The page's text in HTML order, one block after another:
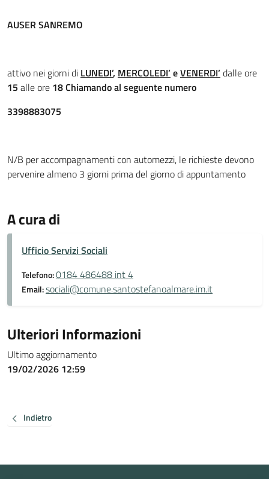
AUSER SANREMO
attivo nei giorni di LUNEDI’, MERCOLEDI’eVENERDI’dalle ore
15 alle ore 18 Chiamando al seguente numero
3398883075
N/B per accompagnamenti con automezzi, le richieste devono
pervenire almeno 3 giorni prima del giorno di appuntamento
A cura di
Ufficio Servizi Sociali
Telefono:0184 486488 int 4
Email:sociali@comune.santostefanoalmare.im.it
Ulteriori Informazioni
Ultimo aggiornamento
19/02/2026 12:59
Indietro